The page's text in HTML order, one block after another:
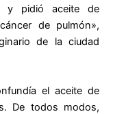
y pidió aceite de
de pulmón»,
de la ciudad
el aceite de
De todos modos,